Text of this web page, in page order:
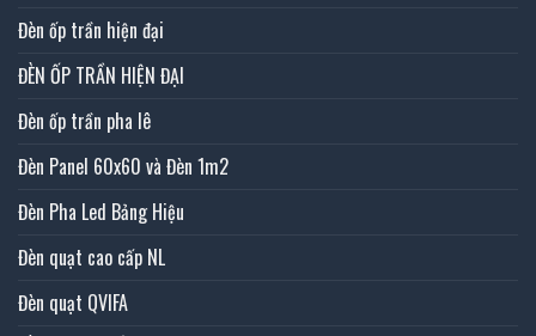
Đèn ốp trần hiện đại
ĐÈN ỐP TRẦN HIỆN ĐẠI
Đèn ốp trần pha lê
Đèn Panel 60x60 và Đèn 1m2
Đèn Pha Led Bảng Hiệu
Đèn quạt cao cấp NL
Đèn quạt QVIFA